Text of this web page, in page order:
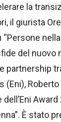
la
il giurista
del nuovo
partnership
(Eni),
È stato